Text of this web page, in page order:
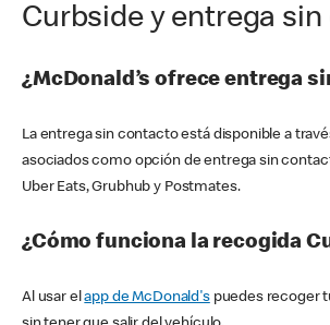
Curbside y entrega
¿McDonald’s ofrece entrega
La entrega sin contacto está disponible a
asociados como opción de entrega sin
Uber Eats, Grubhub y Postmates.
¿Cómo funciona la recogida
Al usar elapp de McDonald'spuedes recoger